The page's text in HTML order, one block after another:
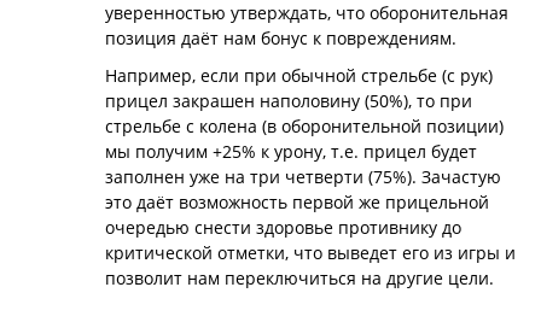
уверенностью утверждать, что оборонительная
позиция даёт нам бонус к повреждениям.
Например, если при обычной стрельбе (с рук)
прицел закрашен наполовину (50%), то при
стрельбе с колена (в оборонительной позиции)
мы получим +25% к урону, т.е. прицел будет
заполнен уже на три четверти (75%). Зачастую
это даёт возможность первой же прицельной
очередью снести здоровье противнику до
критической отметки, что выведет его из игры и
позволит нам переключиться на другие цели.